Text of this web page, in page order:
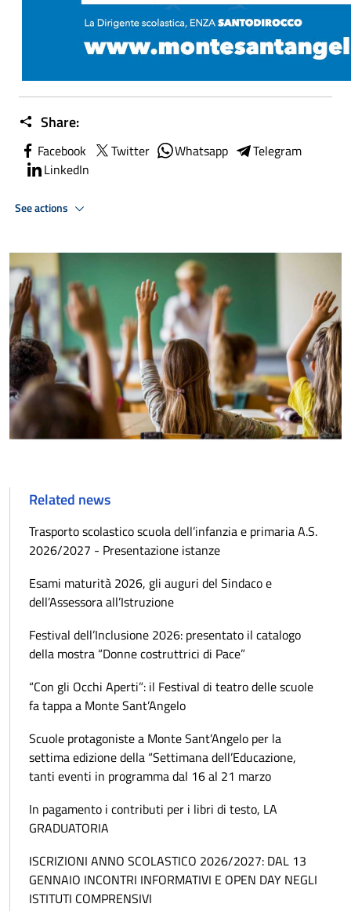
Share:
Facebook Twitter Whatsapp
Telegram
LinkedIn
See actions
Related news
Trasporto scolastico scuola dell’infanzia e primaria A.S.
2026/2027 - Presentazione istanze
Esami maturità 2026, gli auguri del Sindaco e
dell’Assessora all’Istruzione
Festival dell’Inclusione 2026: presentato il catalogo
della mostra “Donne costruttrici di Pace”
“Con gli Occhi Aperti”: il Festival di teatro delle scuole
fa tappa a Monte Sant’Angelo
Scuole protagoniste a Monte Sant’Angelo per la
settima edizione della “Settimana dell’Educazione,
tanti eventi in programma dal 16 al 21 marzo
In pagamento i contributi per i libri di testo, LA
GRADUATORIA
ISCRIZIONI ANNO SCOLASTICO 2026/2027: DAL 13
GENNAIO INCONTRI INFORMATIVI E OPEN DAY NEGLI
ISTITUTI COMPRENSIVI